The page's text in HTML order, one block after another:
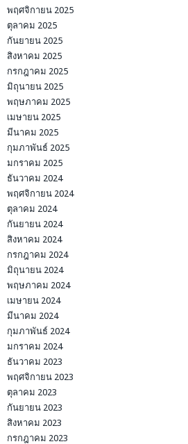
พฤศจิกายน 2025
ตุลาคม 2025
กันยายน 2025
สิงหาคม 2025
กรกฎาคม 2025
มิถุนายน 2025
พฤษภาคม 2025
เมษายน 2025
มีนาคม 2025
กุมภาพันธ์ 2025
มกราคม 2025
ธันวาคม 2024
พฤศจิกายน 2024
ตุลาคม 2024
กันยายน 2024
สิงหาคม 2024
กรกฎาคม 2024
มิถุนายน 2024
พฤษภาคม 2024
เมษายน 2024
มีนาคม 2024
กุมภาพันธ์ 2024
มกราคม 2024
ธันวาคม 2023
พฤศจิกายน 2023
ตุลาคม 2023
กันยายน 2023
สิงหาคม 2023
กรกฎาคม 2023